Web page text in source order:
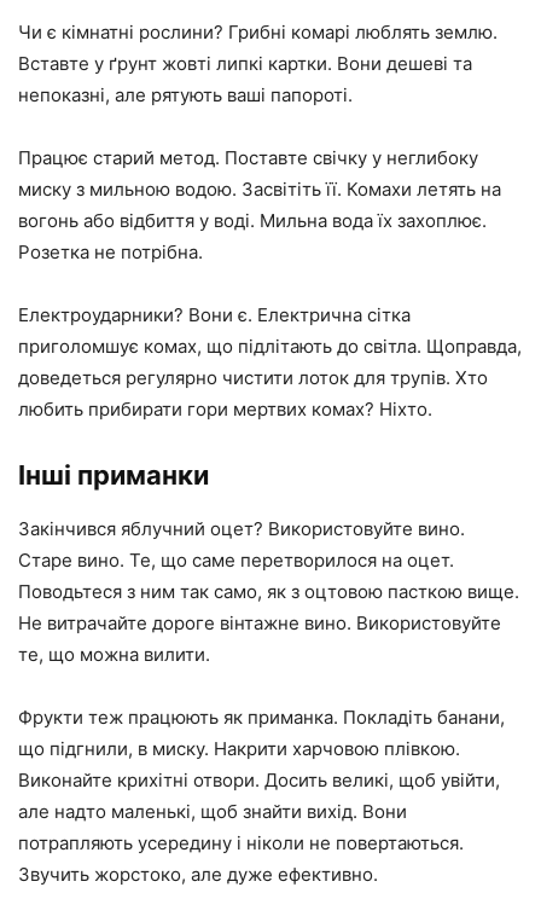
Чи є кімнатні рослини? Грибні комарі люблять землю.
Вставте у ґрунт жовті липкі картки. Вони дешеві та
непоказні, але рятують ваші папороті.
Працює старий метод. Поставте свічку у неглибоку
миску з мильною водою. Засвітіть її. Комахи летять на
вогонь або відбиття у воді. Мильна вода їх захоплює.
Розетка не потрібна.
Електроударники? Вони є. Електрична сітка
приголомшує комах, що підлітають до світла. Щоправда,
доведеться регулярно чистити лоток для трупів. Хто
любить прибирати гори мертвих комах? Ніхто.
Інші приманки
Закінчився яблучний оцет? Використовуйте вино.
Старе вино. Те, що саме перетворилося на оцет.
Поводьтеся з ним так само, як з оцтовою пасткою вище.
Не витрачайте дороге вінтажне вино. Використовуйте
те, що можна вилити.
Фрукти теж працюють як приманка. Покладіть банани,
що підгнили, в миску. Накрити харчовою плівкою.
Виконайте крихітні отвори. Досить великі, щоб увійти,
але надто маленькі, щоб знайти вихід. Вони
потрапляють усередину і ніколи не повертаються.
Звучить жорстоко, але дуже ефективно.